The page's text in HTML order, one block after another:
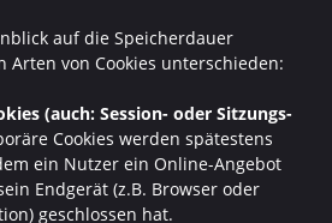
auf die Speicherdauer
Arten von Cookies unterschieden:
(auch: Session- oder Sitzungs-
Cookies werden spätestens
ein Nutzer ein Online-Angebot
Endgerät (z.B. Browser oder
geschlossen hat.